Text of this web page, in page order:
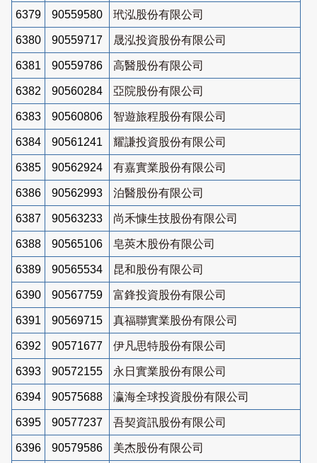
6379 90559580 玳泓股份有限公司
6380 90559717 晟泓投資股份有限公司
6381 90559786 高醫股份有限公司
6382 90560284 亞院股份有限公司
6383 90560806 智遊旅程股份有限公司
6384 90561241 耀謙投資股份有限公司
6385 90562924 有嘉實業股份有限公司
6386 90562993 泊醫股份有限公司
6387 90563233 尚禾慷生技股份有限公司
6388 90565106 皂莢木股份有限公司
6389 90565534 昆和股份有限公司
6390 90567759 富鋒投資股份有限公司
6391 90569715 真福聯實業股份有限公司
6392 90571677 伊凡思特股份有限公司
6393 90572155 永日實業股份有限公司
6394 90575688 瀛海全球投資股份有限公司
6395 90577237 吾契資訊股份有限公司
6396 90579586 美杰股份有限公司